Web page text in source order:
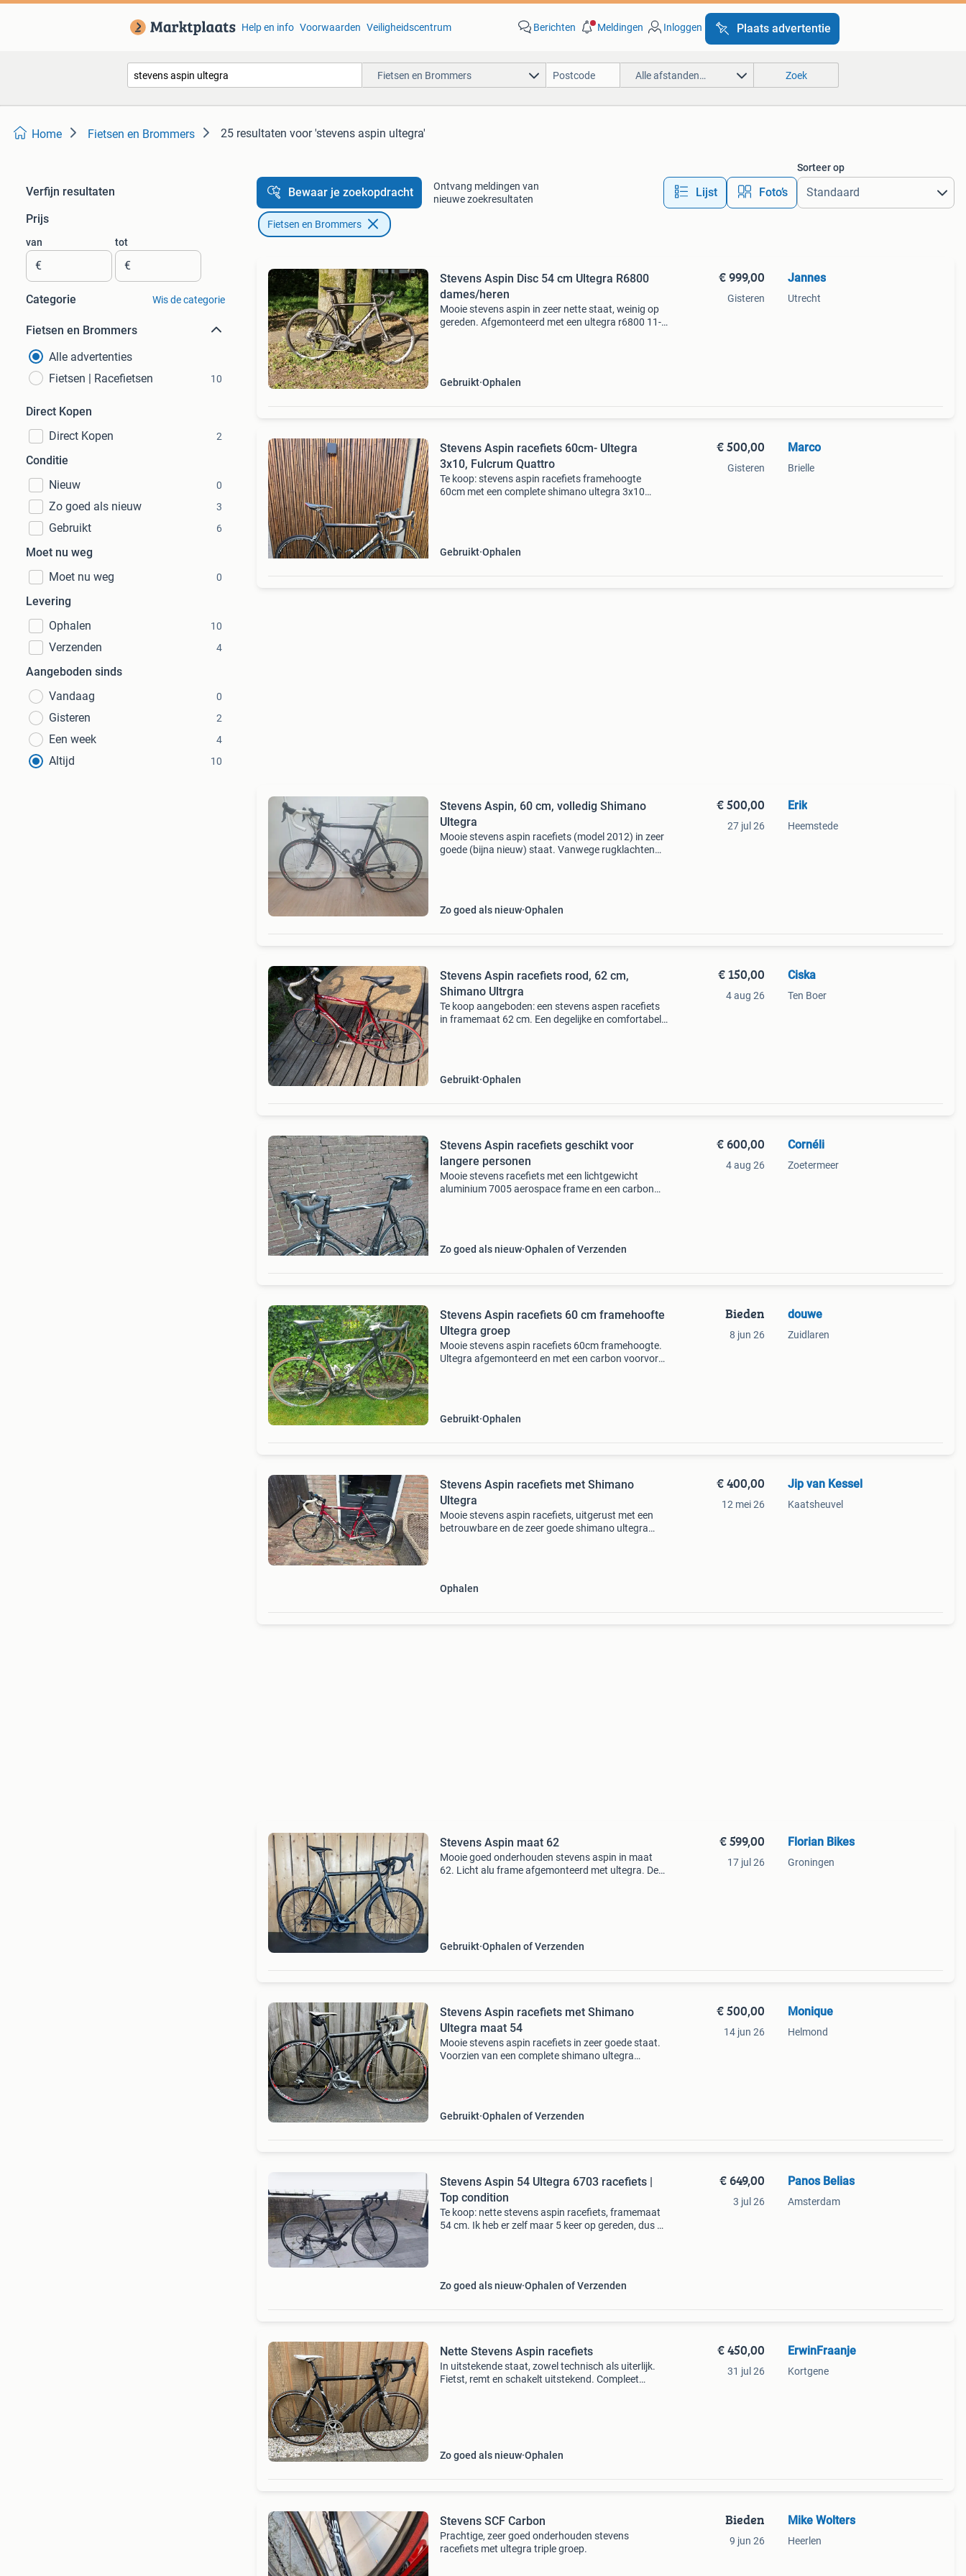
Help en info Voorwaarden Veiligheidscentrum Berichten Meldingen Inloggen Plaats advertentie
Fietsen en Brommers Alle afstanden… Zoek
Home Fietsen en Brommers 25 resultaten voor 'stevens aspin ultegra'
Verfijn resultaten
Prijs
van
€
tot
€
Categorie Wis de categorie
Fietsen en Brommers
Alle advertenties
Fietsen | Racefietsen
10
Direct Kopen
Direct Kopen
2
Conditie
Nieuw
0
Zo goed als nieuw 3
Gebruikt 6
Moet nu weg
Moet nu weg
0
Levering
Ophalen
10
Verzenden 4
Aangeboden sinds
Vandaag
0
Gisteren 2
Een week 4
Altijd 10
Bewaar je zoekopdracht
Ontvang meldingen van
nieuwe zoekresultaten
Lijst Foto’s
Sorteer op
Fietsen en Brommers
Stevens Aspin Disc 54 cm Ultegra R6800
dames/heren
Mooie stevens aspin in zeer nette staat, weinig op
gereden. Afgemonteerd met een ultegra r6800 11-
Gebruikt Ophalen
€ 999,00
Gisteren
Jannes
Utrecht
Stevens Aspin racefiets 60cm- Ultegra
3x10, Fulcrum Quattro
Te koop: stevens aspin racefiets framehoogte
60cm met een complete shimano ultegra 3x10
Gebruikt Ophalen
€ 500,00
Gisteren
Marco
Brielle
Stevens Aspin, 60 cm, volledig Shimano
Ultegra
Mooie stevens aspin racefiets (model 2012) in zeer
goede (bijna nieuw) staat. Vanwege rugklachten
Zo goed als nieuw Ophalen
€ 500,00
27 jul 26
Erik
Heemstede
Stevens Aspin racefiets rood, 62 cm,
Shimano Ultrgra
Te koop aangeboden: een stevens aspen racefiets
in framemaat 62 cm. Een degelijke en comfortabele
Gebruikt Ophalen
€ 150,00
4 aug 26
Ciska
Ten Boer
Stevens Aspin racefiets geschikt voor
langere personen
Mooie stevens racefiets met een lichtgewicht
aluminium 7005 aerospace frame en een carbon
Zo goed als nieuw Ophalen of Verzenden
€ 600,00
4 aug 26
Cornéli
Zoetermeer
Stevens Aspin racefiets 60 cm framehoofte
Ultegra groep
Mooie stevens aspin racefiets 60cm framehoogte.
Ultegra afgemonteerd en met een carbon voorvork.
Gebruikt Ophalen
Bieden
8 jun 26
douwe
Zuidlaren
Stevens Aspin racefiets met Shimano
Ultegra
Mooie stevens aspin racefiets, uitgerust met een
betrouwbare en de zeer goede shimano ultegra
Ophalen
€ 400,00
12 mei 26
Jip van Kessel
Kaatsheuvel
Stevens Aspin maat 62
Mooie goed onderhouden stevens aspin in maat
62. Licht alu frame afgemonteerd met ultegra. De
Gebruikt Ophalen of Verzenden
€ 599,00
17 jul 26
Florian Bikes
Groningen
Stevens Aspin racefiets met Shimano
Ultegra maat 54
Mooie stevens aspin racefiets in zeer goede staat.
Voorzien van een complete shimano ultegra
Gebruikt Ophalen of Verzenden
€ 500,00
14 jun 26
Monique
Helmond
Stevens Aspin 54 Ultegra 6703 racefiets |
Top condition
Te koop: nette stevens aspin racefiets, framemaat
54 cm. Ik heb er zelf maar 5 keer op gereden, dus de
Zo goed als nieuw Ophalen of Verzenden
€ 649,00
3 jul 26
Panos Belias
Amsterdam
Nette Stevens Aspin racefiets
In uitstekende staat, zowel technisch als uiterlijk.
Fietst, remt en schakelt uitstekend. Compleet
Zo goed als nieuw Ophalen
€ 450,00
31 jul 26
ErwinFraanje
Kortgene
Stevens SCF Carbon
Prachtige, zeer goed onderhouden stevens
racefiets met ultegra triple groep.
Bieden
9 jun 26
Mike Wolters
Heerlen